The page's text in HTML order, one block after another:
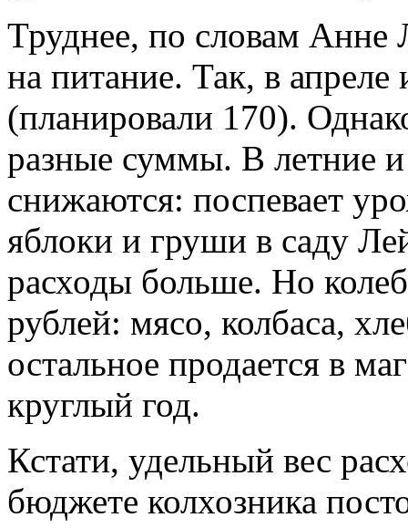
Труднее, по словам Анне
на питание. Так, в апреле
(планировали 170).
разные суммы. В летние
снижаются: поспевает
яблоки и груши в саду
расходы больше. Но
рублей: мясо, колбаса,
остальное продается в
круглый год.
Кстати, удельный вес
бюджете колхозника